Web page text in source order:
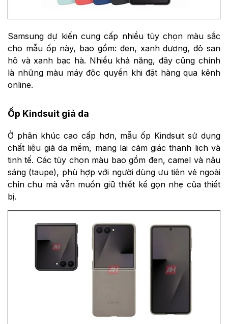
Samsung dự kiến cung cấp nhiều tùy chọn màu sắc
cho mẫu ốp này, bao gồm: đen, xanh dương, đỏ san
hô và xanh bạc hà. Nhiều khả năng, đây cũng chính
là những màu máy độc quyền khi đặt hàng qua kênh
online.
Ốp Kindsuit giả da
Ở phân khúc cao cấp hơn, mẫu ốp Kindsuit sử dụng
chất liệu giả da mềm, mang lại cảm giác thanh lịch và
tinh tế. Các tùy chọn màu bao gồm đen, camel và nâu
sáng (taupe), phù hợp với người dùng ưu tiên vẻ ngoài
chỉn chu mà vẫn muốn giữ thiết kế gọn nhẹ của thiết
bị.